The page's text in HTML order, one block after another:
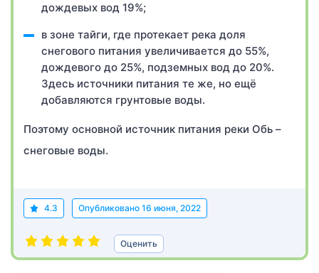
дождевых вод 19%;
в зоне тайги, где протекает река доля
снегового питания увеличивается до 55%,
дождевого до 25%, подземных вод до 20%.
Здесь источники питания те же, но ещё
добавляются грунтовые воды.
Поэтому основной источник питания реки Обь –
снеговые воды.
4.3 Опубликовано 16 июня, 2022
Оценить